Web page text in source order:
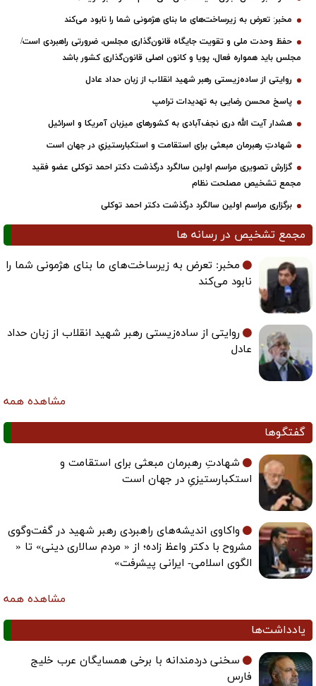
مخبر: تعرض به زیرساخت‌های ما بنای هژمونی شما را نابود می‌کند
حفظ وحدت ملی و تقویت جایگاه قانون‌گذاری مجلس، ضرورتی راهبردی است/
مجلس باید همواره فعال، پویا و کانون اصلی قانون‌گذاری کشور باشد
روایتی از ساده‌زیستی رهبر شهید انقلاب از زبان حداد عادل
پاسخ محسن رضایی به تهدیدات ترامپ
هشدار آیت الله دری نجف‌آبادی به کشورهای میزبان آمریکا و اسرائیل
شهادتِ رهبرمان مبعثی برای استقامت و استکبارستیزیِ در جهان است
گزارش تصویری مراسم اولین سالگرد درگذشت دکتر احمد توکلی عضو فقید
مجمع تشخیص مصلحت نظام
برگزاری مراسم اولین سالگرد درگذشت دکتر احمد توکلی
مجمع تشخیص در رسانه ها
مخبر: تعرض به زیرساخت‌های ما بنای هژمونی شما را
نابود می‌کند
روایتی از ساده‌زیستی رهبر شهید انقلاب از زبان حداد
عادل
مشاهده همه
گفتگوها
شهادتِ رهبرمان مبعثی برای استقامت و
استکبارستیزیِ در جهان است
واکاوی اندیشه‌های راهبردی رهبر شهید در گفت‌وگوی
مشروح با دکتر واعظ زاده؛ از « مردم سالاری دینی» تا «
الگوی اسلامی- ایرانی پیشرفت»
مشاهده همه
یادداشت‌ها
سخنی دردمندانه با برخی همسایگان عرب خلیج
فارس